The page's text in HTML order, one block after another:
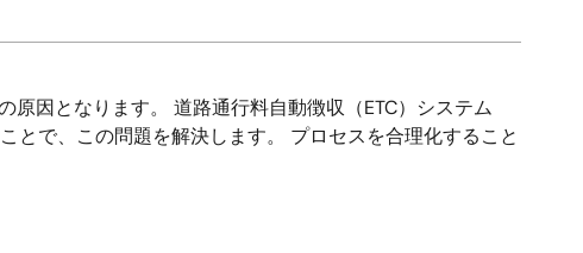
因となります。 道路通行料自動徴収（ETC）システム
とで、この問題を解決します。 プロセスを合理化すること